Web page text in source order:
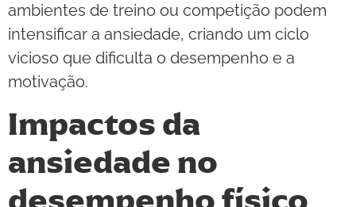
ambientes de treino ou competição podem
intensificar a ansiedade, criando um ciclo
vicioso que dificulta o desempenho e a
motivação.
Impactos da
ansiedade no